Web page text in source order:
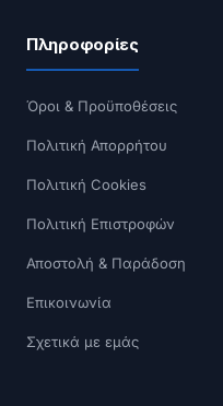
Πληροφορίες
Όροι & Προϋποθέσεις
Πολιτική Απορρήτου
Πολιτική Cookies
Πολιτική Επιστροφών
Αποστολή & Παράδοση
Επικοινωνία
Σχετικά με εμάς